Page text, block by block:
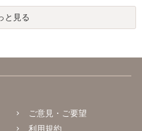
と見る
ご意見・ご要望
利用規約